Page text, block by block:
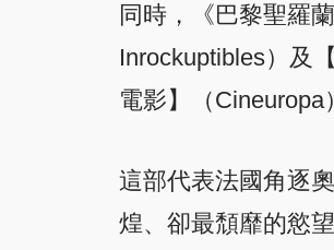
同時，《巴黎聖羅
Inrockuptibles）及
電影】（Cineuropa
這部代表法國角逐
煌、卻最頹靡的慾